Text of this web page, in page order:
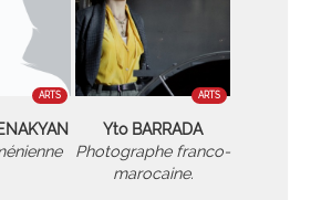
ARTS ARTS
Yto BARRADA
Photographe franco-
marocaine.